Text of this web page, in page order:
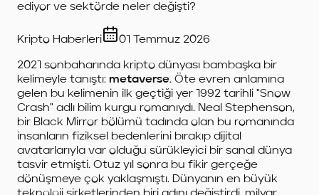
ediyor ve sektörde neler değişti?
Kripto Haberleri 01 Temmuz 2026
2021 sonbaharında kripto dünyası bambaşka bir
kelimeyle tanıştı: metaverse. Öte evren anlamına
gelen bu kelimenin ilk geçtiği yer 1992 tarihli "Snow
Crash" adlı bilim kurgu romanıydı. Neal Stephenson,
bir Black Mirror bölümü tadında olan bu romanında
insanların fiziksel bedenlerini bırakıp dijital
avatarlarıyla var olduğu sürükleyici bir sanal dünya
tasvir etmişti. Otuz yıl sonra bu fikir gerçeğe
dönüşmeye çok yaklaşmıştı. Dünyanın en büyük